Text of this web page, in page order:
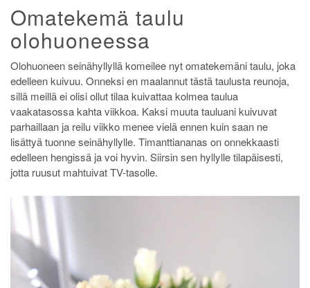
Omatekemä taulu
olohuoneessa
Olohuoneen seinähyllyllä komeilee nyt omatekemäni taulu, joka
edelleen kuivuu. Onneksi en maalannut tästä taulusta reunoja,
sillä meillä ei olisi ollut tilaa kuivattaa kolmea taulua
vaakatasossa kahta viikkoa. Kaksi muuta tauluani kuivuvat
parhaillaan ja reilu viikko menee vielä ennen kuin saan ne
lisättyä tuonne seinähyllylle. Timanttiananas on onnekkaasti
edelleen hengissä ja voi hyvin. Siirsin sen hyllylle tilapäisesti,
jotta ruusut mahtuivat TV-tasolle.